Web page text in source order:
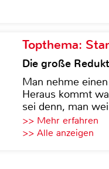
Topthema:
Die große
Man nehme
Heraus kommt
sei denn, man
>> Mehr erfahren
>> Alle anzeigen